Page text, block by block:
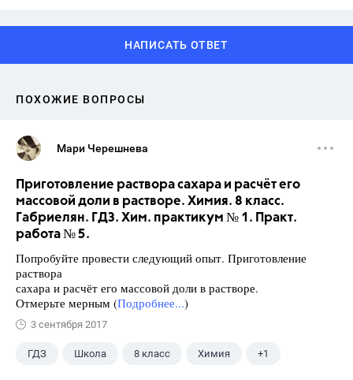
НАПИСАТЬ ОТВЕТ
ПОХОЖИЕ ВОПРОСЫ
Мари Черешнева
Приготовление раствора сахара и расчёт его
массовой доли в растворе. Химия. 8 класс.
Габриелян. ГДЗ. Хим. практикум № 1. Практ.
работа № 5.
Попробуйте провести следующий опыт. Приготовление
раствора
сахара и расчёт его массовой доли в растворе.
Отмерьте мерным (Подробнее...)
3 сентября 2017
ГДЗ Школа 8 класс Химия +1